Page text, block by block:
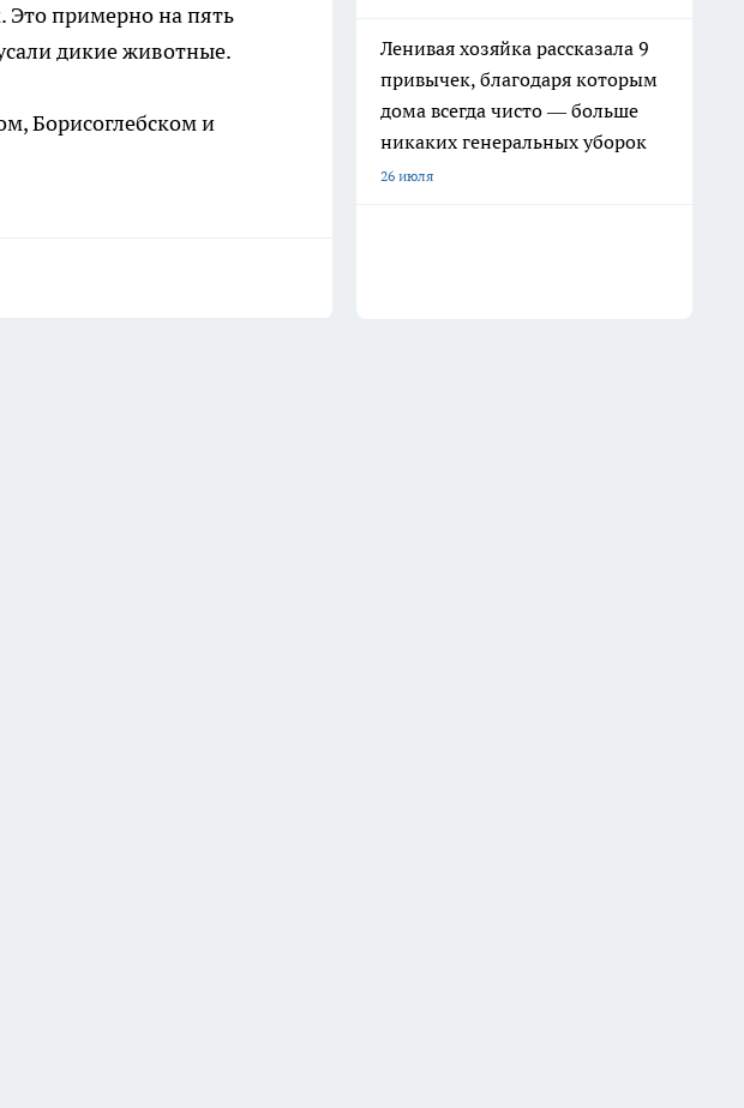
примерно на пять
дикие животные.
Борисоглебском и
Ленивая хозяйка рассказала 9
привычек, благодаря которым
дома всегда чисто — больше
никаких генеральных уборок
26 июля